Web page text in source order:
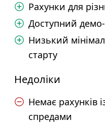
Рахунки для
Доступний
Низький
старту
Недоліки
Немає рахунків
спредами